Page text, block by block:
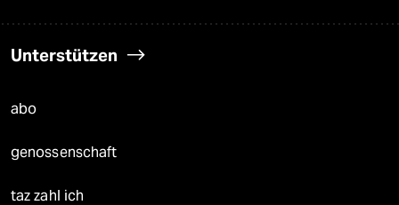
Unterstützen
abo
genossenschaft
taz zahl ich